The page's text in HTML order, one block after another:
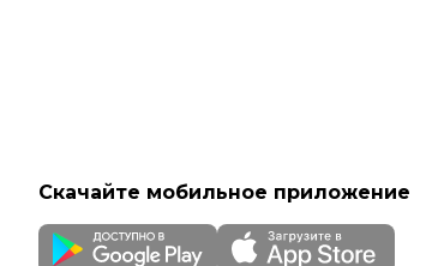
Скачайте мобильное приложение